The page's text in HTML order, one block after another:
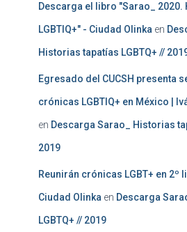
Descarga el libro "Sarao_
LGBTIQ+" - Ciudad Olinka en
Historias tapatías LGBTQ+ //
Egresado del CUCSH presenta
crónicas LGBTIQ+ en México |
en Descarga Sarao_ Historias
2019
Reunirán crónicas LGBT+ en 2º
Ciudad Olinka en Descarga
LGBTQ+ // 2019